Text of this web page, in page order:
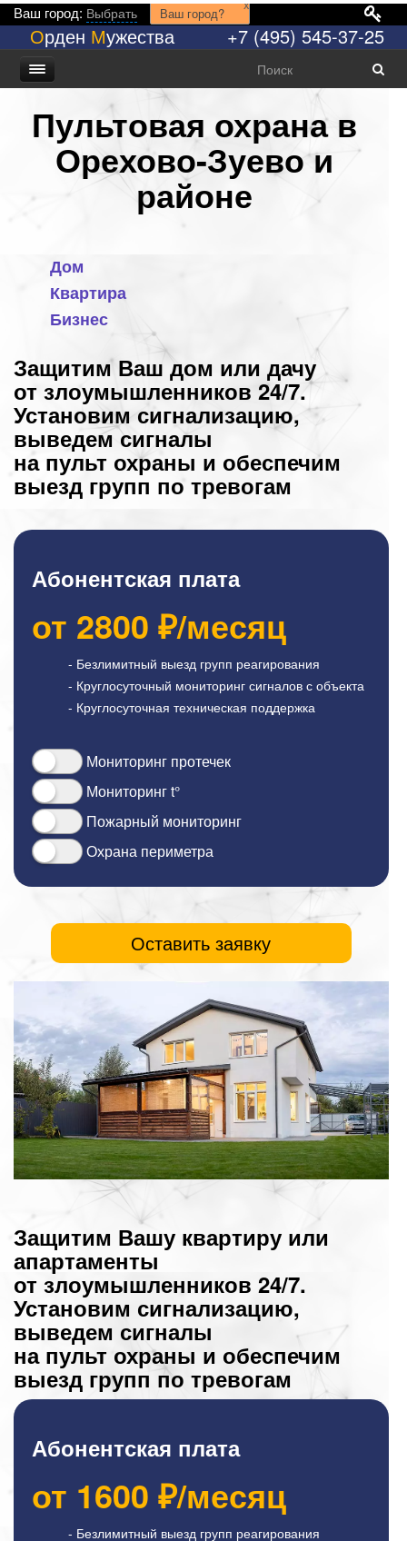
Ваш город: Выбрать Ваш город?
x
Орден Мужества +7 (495) 545-37-25
Пультовая охрана в
Орехово-Зуево и
районе
Дом
Квартира
Бизнес
Защитим Ваш дом или дачу
от злоумышленников 24/7.
Установим сигнализацию,
выведем сигналы
на пульт охраны и обеспечим
выезд групп по тревогам
Абонентская плата
от 2800 ₽/месяц
- Безлимитный выезд групп реагирования
- Круглосуточный мониторинг сигналов с объекта
- Круглосуточная техническая поддержка
Мониторинг протечек
Мониторинг t°
Пожарный мониторинг
Охрана периметра
Оставить заявку
Защитим Вашу квартиру или
апартаменты
от злоумышленников 24/7.
Установим сигнализацию,
выведем сигналы
на пульт охраны и обеспечим
выезд групп по тревогам
Абонентская плата
от 1600 ₽/месяц
- Безлимитный выезд групп реагирования